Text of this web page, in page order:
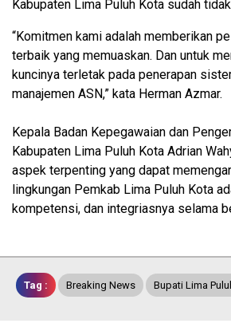
Kabupaten Lima Puluh Kota sudah
“Komitmen kami adalah memberikan
terbaik yang memuaskan. Dan untuk
kuncinya terletak pada penerapan
manajemen ASN,” kata Herman Azmar.
Kepala Badan Kepegawaian dan
Kabupaten Lima Puluh Kota Adrian
aspek terpenting yang dapat
lingkungan Pemkab Lima Puluh Kota
kompetensi, dan integriasnya selama
Tag : Breaking News Bupati Lima